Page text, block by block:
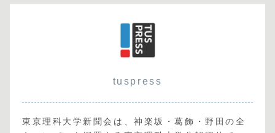
tuspress
東京理科大学新聞会は、神楽坂・葛飾・野田の全